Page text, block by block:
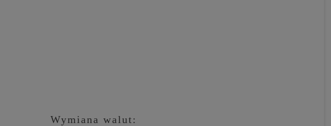
Wymiana walut: